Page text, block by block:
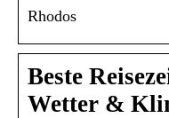
Rhodos
Beste
Wetter &